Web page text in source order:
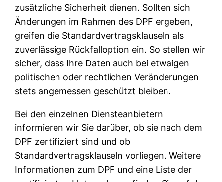
zusätzliche Sicherheit dienen. Sollten sich
Änderungen im Rahmen des DPF ergeben,
greifen die Standardvertragsklauseln als
zuverlässige Rückfalloption ein. So stellen wir
sicher, dass Ihre Daten auch bei etwaigen
politischen oder rechtlichen Veränderungen
stets angemessen geschützt bleiben.
Bei den einzelnen Diensteanbietern
informieren wir Sie darüber, ob sie nach dem
DPF zertifiziert sind und ob
Standardvertragsklauseln vorliegen. Weitere
Informationen zum DPF und eine Liste der